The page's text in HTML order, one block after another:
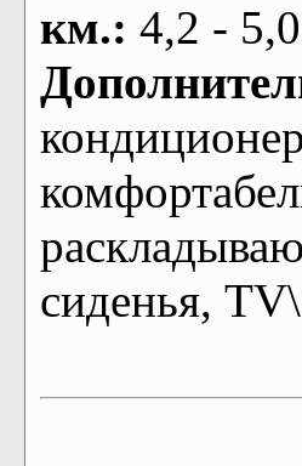
км.: 4,2 -
сиденья,